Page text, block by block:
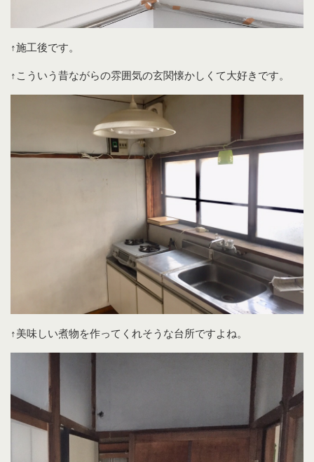
↑施工後です。
↑こういう昔ながらの雰囲気の玄関懐かしくて大好きです。
↑美味しい煮物を作ってくれそうな台所ですよね。